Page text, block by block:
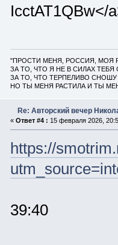
IcctAT1QBw</
"ПРОСТИ МЕНЯ, РОССИЯ, МОЯ
ЗА ТО, ЧТО Я НЕ В СИЛАХ ТЕБЯ
ЗА ТО, ЧТО ТЕРПЕЛИВО
НО ТЫ МЕНЯ РАСТИЛА И ТЫ
Re: Авторский вечер
« Ответ #4 : 15 февраля 2026,
https://
39:40